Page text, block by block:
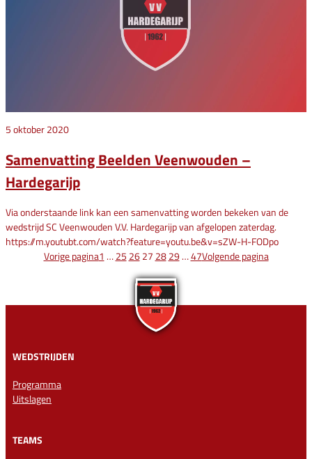
5 oktober 2020
Samenvatting Beelden Veenwouden –
Hardegarijp
Via onderstaande link kan een samenvatting worden bekeken van de
wedstrijd SC Veenwouden V.V. Hardegarijp van afgelopen zaterdag.
https://m.youtubt.com/watch?feature=youtu.be&v=sZW-H-FODpo
Vorige pagina1 … 25 26 27 28 29 …47Volgende pagina
WEDSTRIJDEN
Programma
Uitslagen
TEAMS